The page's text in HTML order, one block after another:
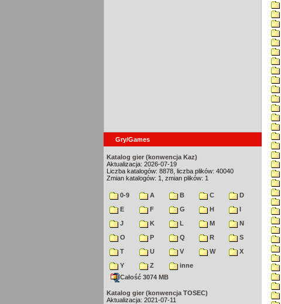
Gry/Games
Katalog gier (konwencja Kaz)
Aktualizacja: 2026-07-19
Liczba katalogów: 8878, liczba plików: 40040
Zmian katalogów: 1, zmian plików: 1
0-9 A B C
D
E
F G H
I
J
K L M
N
O
P Q R
S
T
U V W
X
Y
Z
inne
Całość 3074 MB
Katalog gier (konwencja TOSEC)
Aktualizacja: 2021-07-11